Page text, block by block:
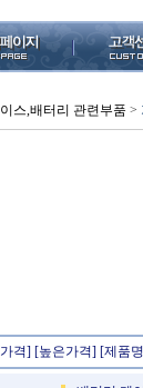
스,배터리 관련부품 >
격] [높은가격] [제품